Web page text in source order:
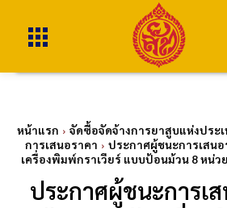
หน้าแรก จัดซื้อจัดจ้างการยาสูบแห่งประ
การเสนอราคา
ประกาศผู้ชนะการเสน
เครื่องพิมพ์กราเวียร์ แบบป้อนม้วน 8 หน่
ประกาศผู้ชนะการเ